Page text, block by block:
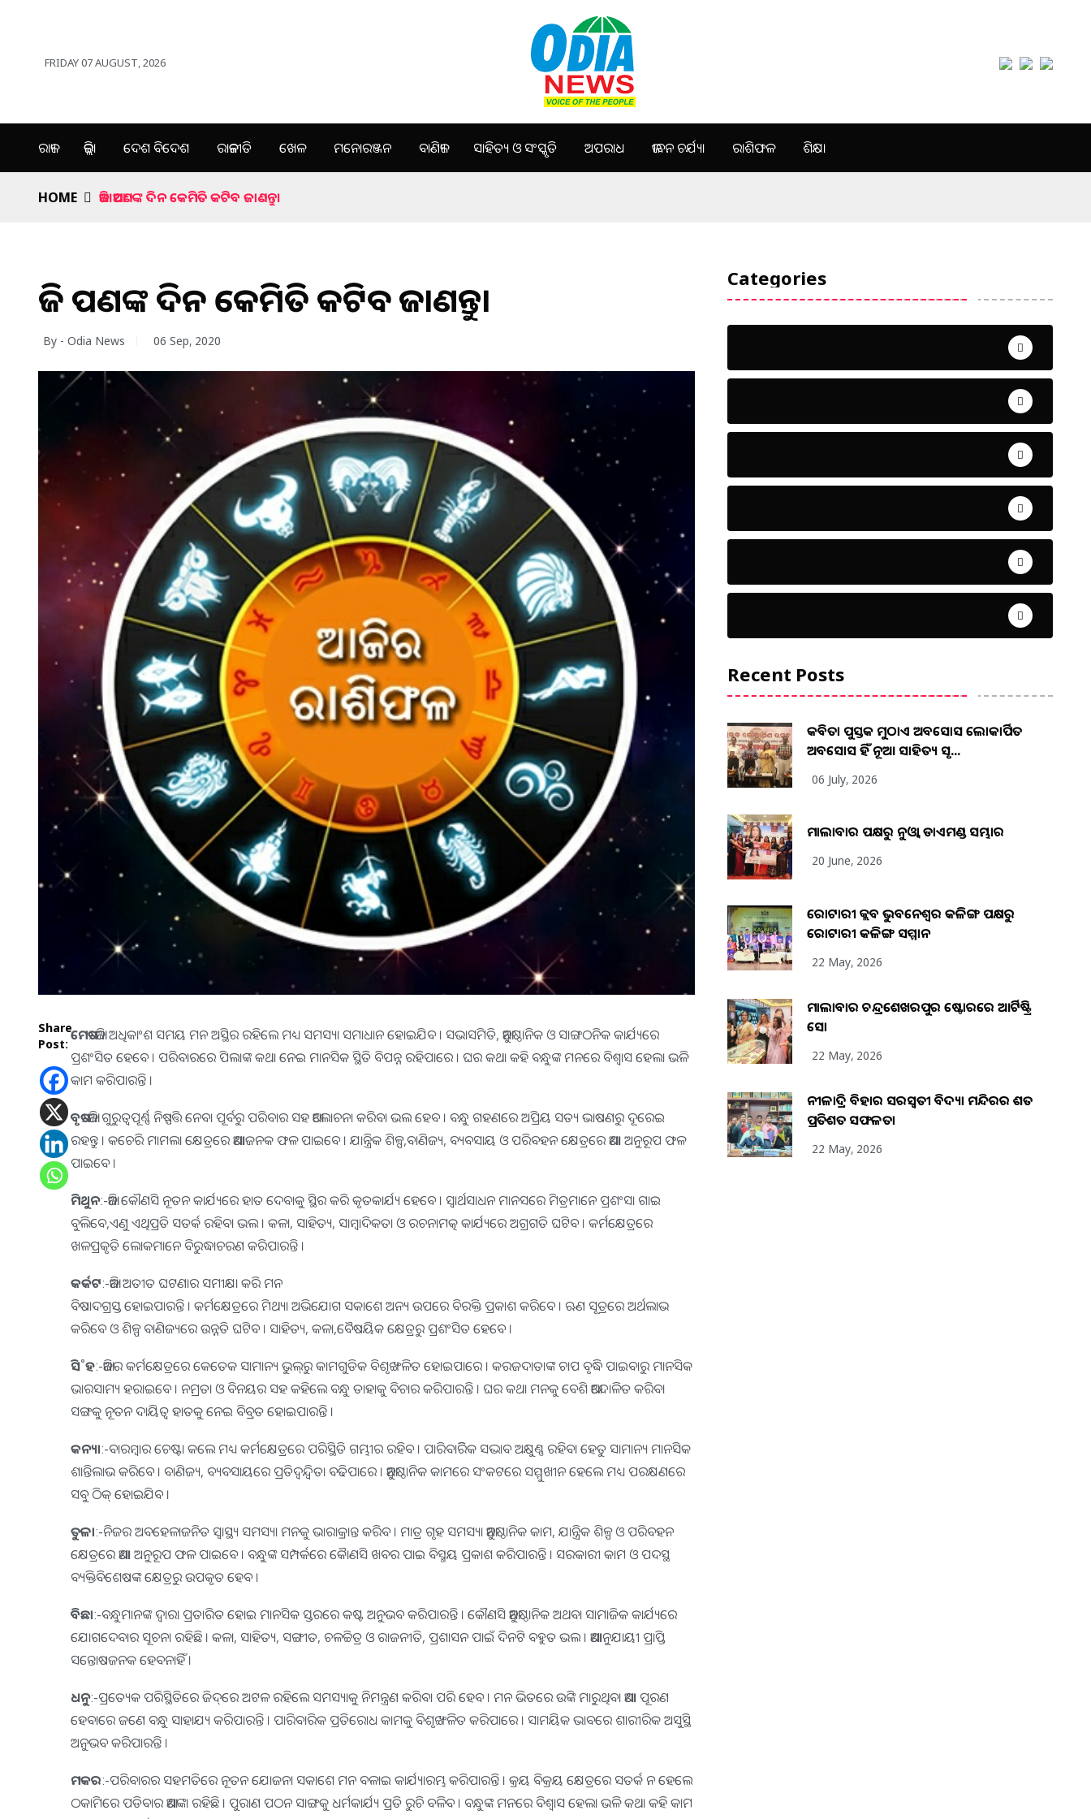
FRIDAY 07 AUGUST, 2026
ରାଜ୍ୟ ଜିଲ୍ଲା ଦେଶ ବିଦେଶ ରାଜନୀତି ଖେଳ ମନୋରଞ୍ଜନ ବାଣିଜ୍ୟ ସାହିତ୍ୟ ଓ ସଂସ୍କୃତି ଅପରାଧ ଜୀବନ ଚର୍ଯ୍ୟା ରାଶିଫଳ ଶିକ୍ଷା
HOME ଆଜି ଆପଣଙ୍କ ଦିନ କେମିତି କଟିବ ଜାଣନ୍ତୁ।
ଆଜି ଆପଣଙ୍କ ଦିନ କେମିତି କଟିବ ଜାଣନ୍ତୁ।
By - Odia News 06 Sep, 2020
Share
Post:
ମେଷ:-ଆଜି ଅଧିକାଂଶ ସମୟ ମନ ଅସ୍ଥିର ରହିଲେ ମଧ୍ୟ ସମସ୍ୟା ସମାଧାନ ହୋଇଯିବ । ସଭାସମିତି, ଆନୁଷ୍ଠାନିକ ଓ ସାଙ୍ଗଠନିକ କାର୍ଯ୍ୟରେ
ପ୍ରଶଂସିତ ହେବେ । ପରିବାରରେ ପିଲାଙ୍କ କଥା ନେଇ ମାନସିକ ସ୍ଥିତି ବିପନ୍ନ ରହିପାରେ । ଘର କଥା କହି ବନ୍ଧୁଙ୍କ ମନରେ ବିଶ୍ୱାସ ହେଲା ଭଳି
କାମ କରିପାରନ୍ତି ।
ବୃଷ:-ଆଜି ଗୁରୁତ୍ୱପୂର୍ଣ୍ଣ ନିଷ୍ପତ୍ତି ନେବା ପୂର୍ବରୁ ପରିବାର ସହ ଆଲୋଚନା କରିବା ଭଲ ହେବ । ବନ୍ଧୁ ଗହଣରେ ଅପ୍ରିୟ ସତ୍ୟ ଭାଷଣରୁ ଦୂରେଇ
ରହନ୍ତୁ । କଚେରି ମାମଲା କ୍ଷେତ୍ରରେ ଆଶାଜନକ ଫଳ ପାଇବେ । ଯାନ୍ତ୍ରିକ ଶିଳ୍ପ,ବାଣିଜ୍ୟ, ବ୍ୟବସାୟ ଓ ପରିବହନ କ୍ଷେତ୍ରରେ ଆଶା ଅନୁରୂପ ଫଳ
ପାଇବେ ।
ମିଥୁନ:-ଆଜି କୌଣସି ନୂତନ କାର୍ଯ୍ୟରେ ହାତ ଦେବାକୁ ସ୍ଥିର କରି କୃତକାର୍ଯ୍ୟ ହେବେ । ସ୍ବାର୍ଥସାଧନ ମାନସରେ ମିତ୍ରମାନେ ପ୍ରଶଂସା ଗାଇ
ବୁଲିବେ,ଏଣୁ ଏଥିପ୍ରତି ସତର୍କ ରହିବା ଭଲ । କଳା, ସାହିତ୍ୟ, ସାମ୍ବାଦିକତା ଓ ରଚନାମତ୍କ କାର୍ଯ୍ୟରେ ଅଗ୍ରଗତି ଘଟିବ । କର୍ମକ୍ଷେତ୍ରରେ
ଖଳପ୍ରକୃତି ଲୋକମାନେ ବିରୁଦ୍ଧାଚରଣ କରିପାରନ୍ତି ।
କର୍କଟ:-ଆଜି ଅତୀତ ଘଟଣାର ସମୀକ୍ଷା କରି ମନ
ବିଷାଦଗ୍ରସ୍ତ ହୋଇପାରନ୍ତି । କର୍ମକ୍ଷେତ୍ରରେ ମିଥ୍ୟା ଅଭିଯୋଗ ସକାଶେ ଅନ୍ୟ ଉପରେ ବିରକ୍ତି ପ୍ରକାଶ କରିବେ । ଋଣ ସୂତ୍ରରେ ଅର୍ଥଲାଭ
କରିବେ ଓ ଶିଳ୍ପ ବାଣିଜ୍ୟରେ ଉନ୍ନତି ଘଟିବ । ସାହିତ୍ୟ, କଳା,ବୈଷୟିକ କ୍ଷେତ୍ରରୁ ପ୍ରଶଂସିତ ହେବେ ।
ସି˚ହ:-ଆଜିର କର୍ମକ୍ଷେତ୍ରରେ କେତେକ ସାମାନ୍ୟ ଭୁଲ୍‌ରୁ କାମଗୁଡିକ ବିଶୃଙ୍ଖଳିତ ହୋଇପାରେ । କରଜଦାତାଙ୍କ ଚାପ ବୃଦ୍ଧି ପାଇବାରୁ ମାନସିକ
ଭାରସାମ୍ୟ ହରାଇବେ । ନମ୍ରତା ଓ ବିନୟର ସହ କହିଲେ ବନ୍ଧୁ ତାହାକୁ ବିଚାର କରିପାରନ୍ତି । ଘର କଥା ମନକୁ ବେଶି ଆନ୍ଦୋଳିତ କରିବା
ସଙ୍ଗକୁ ନୂତନ ଦାୟିତ୍ୱ ହାତକୁ ନେଇ ବିବ୍ରତ ହୋଇପାରନ୍ତି ।
କନ୍ୟା:-ବାରମ୍ବାର ଚେଷ୍ଟା କଲେ ମଧ୍ୟ କର୍ମକ୍ଷେତ୍ରରେ ପରିସ୍ଥିତି ଗମ୍ଭୀର ରହିବ । ପାରିବାରିିକ ସଦ୍ଭାବ ଅକ୍ଷୁଣ୍ଣ ରହିବା ହେତୁ ସାମାନ୍ୟ ମାନସିକ
ଶାନ୍ତିଲାଭ କରିବେ । ବାଣିଜ୍ୟ, ବ୍ୟବସାୟରେ ପ୍ରତିଦ୍ୱନ୍ଦ୍ୱିତା ବଢିପାରେ । ଆନୁଷ୍ଠାନିକ କାମରେ ସଂକଟରେ ସମ୍ମୁଖୀନ ହେଲେ ମଧ୍ୟ ପରକ୍ଷଣରେ
ସବୁ ଠିକ୍‌ ହୋଇଯିବ ।
ତୁଳା:-ନିଜର ଅବହେଳାଜନିତ ସ୍ବାସ୍ଥ୍ୟ ସମସ୍ୟା ମନକୁ ଭାରାକ୍ରାନ୍ତ କରିବ । ମାତ୍ର ଗୃହ ସମସ୍ୟା ଆନୁଷ୍ଠାନିକ କାମ, ଯାନ୍ତ୍ରିକ ଶିଳ୍ପ ଓ ପରିବହନ
କ୍ଷେତ୍ରରେ ଆଶା ଅନୁରୂପ ଫଳ ପାଇବେ । ବନ୍ଧୁଙ୍କ ସମ୍ପର୍କରେ କାୈଣସି ଖବର ପାଇ ବିସ୍ମୟ ପ୍ରକାଶ କରିପାରନ୍ତି । ସରକାରୀ କାମ ଓ ପଦସ୍ଥ
ବ୍ୟକ୍ତିବିଶେଷଙ୍କ କ୍ଷେତ୍ରରୁ ଉପକୃତ ହେବ ।
ବିଛା:-ବନ୍ଧୁମାନଙ୍କ ଦ୍ୱାରା ପ୍ରତାରିତ ହୋଇ ମାନସିକ ସ୍ତରରେ କଷ୍ଟ ଅନୁଭବ କରିପାରନ୍ତି । କୌଣସି ଆନୁଷ୍ଠାନିକ ଅଥବା ସାମାଜିକ କାର୍ଯ୍ୟରେ
ଯୋଗଦେବାର ସୂଚନା ରହିଛି । କଳା, ସାହିତ୍ୟ, ସଙ୍ଗୀତ, ଚଳଚ୍ଚିତ୍ର ଓ ରାଜନୀତି, ପ୍ରଶାସନ ପାଇଁ ଦିନଟି ବହୁତ ଭଲ । ଆଶାନୁଯାୟୀ ପ୍ରାପ୍ତି
ସନ୍ତୋଷଜନକ ହେବନାହିଁ ।
ଧନୁ:-ପ୍ରତ୍ୟେକ ପରିସ୍ଥିତିରେ ଜିଦ୍‌ରେ ଅଟଳ ରହିଲେ ସମସ୍ୟାକୁ ନିମନ୍ତ୍ରଣ କରିବା ପରି ହେବ । ମନ ଭିତରେ ଉଙ୍କି ମାରୁଥିବା ଆଶା ପୂରଣ
ହେବାରେ ଜଣେ ବନ୍ଧୁ ସାହାଯ୍ୟ କରିପାରନ୍ତି । ପାରିବାରିକ ପ୍ରତିରୋଧ କାମକୁ ବିଶୃଙ୍ଖଳିତ କରିପାରେ । ସାମୟିକ ଭାବରେ ଶାରୀରିକ ଅସୁସ୍ଥି
ଅନୁଭବ କରିପାରନ୍ତି ।
ମକର:-ପରିବାରର ସହମତିରେ ନୂତନ ଯୋଜନା ସକାଶେ ମନ ବଳାଇ କାର୍ଯ୍ୟାରମ୍ଭ କରିପାରନ୍ତି । କ୍ରୟ ବିକ୍ରୟ କ୍ଷେତ୍ରରେ ସତର୍କ ନ ହେଲେ
ଠକାମିରେ ପଡିବାର ଆଶଙ୍କା ରହିଛି । ପୁରାଣ ପଠନ ସାଙ୍ଗକୁ ଧର୍ମକାର୍ଯ୍ୟ ପ୍ରତି ରୁଚି ବଳିବ । ବନ୍ଧୁଙ୍କ ମନରେ ବିଶ୍ୱାସ ହେଲା ଭଳି କଥା କହି କାମ
Categories
Recent Posts
କବିତା ପୁସ୍ତକ ମୁଠାଏ ଅବସୋସ ଲୋକାର୍ପିତ
ଅବସୋସ ହିଁ ନୂଆ ସାହିତ୍ୟ ସୃଷ...
06 July, 2026
ମାଲାବାର ପକ୍ଷରୁ ନୁଓ୍ବା ଡାଏମଣ୍ଡ ସମ୍ଭାର
20 June, 2026
ରୋଟାରୀ କ୍ଲବ ଭୁବନେଶ୍ୱର କଳିଙ୍ଗ ପକ୍ଷରୁ
ରୋଟାରୀ କଳିଙ୍ଗ ସମ୍ମାନ
22 May, 2026
ମାଲାବାର ଚନ୍ଦ୍ରଶେଖରପୁର ଷ୍ଟୋରରେ ଆର୍ଟିଷ୍ଟ୍ରି
ସୋ
22 May, 2026
ନୀଳାଦ୍ରି ବିହାର ସରସ୍ୱତୀ ବିଦ୍ୟା ମନ୍ଦିରର ଶତ
ପ୍ରତିଶତ ସଫଳତା
22 May, 2026